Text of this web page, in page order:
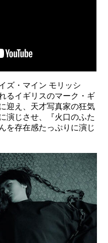
ズ・マイン モリッシ
るイギリスのマーク・ギ
迎え、天才写真家の狂気
演じさせ、『火口のふた
を存在感たっぷりに演じ